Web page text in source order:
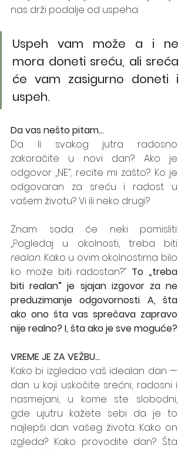
nas drži podalje od uspeha.
Uspeh vam može a i ne
mora doneti sreću, ali sreća
će vam zasigurno doneti i
uspeh.
Da vas nešto pitam...
Da li svakog jutra radosno
zakoračite u novi dan? Ako je
odgovor „NE”, recite mi zašto? Ko je
odgovaran za sreću i radost u
vašem životu? Vi ili neko drugi?
„P
realan. Kako u ovim okolnostima bilo
ko može biti radostan?” To „treba
biti realan” je sjajan izgovor za ne
preduzimanje odgovornosti. A, šta
ako ono šta vas sprečava zapravo
nije realno? I, šta ako je sve moguće?
VREME JE ZA VEŽBU...
Kako bi izgledao vaš idealan dan —
dan u koji uskočite srećni, radosni i
nasmejani, u kome ste slobodni,
gde ujutru kažete sebi da je to
najlepši dan vašeg života. Kako on
izgleda? Kako provodite dan? Šta